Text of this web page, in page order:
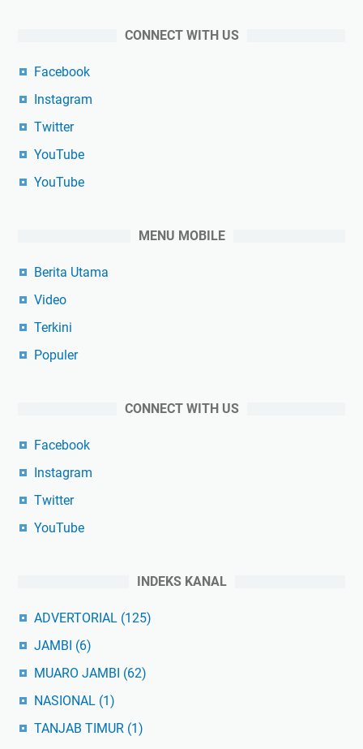
CONNECT WITH US
Facebook
Instagram
Twitter
YouTube
YouTube
MENU MOBILE
Berita Utama
Video
Terkini
Populer
CONNECT WITH US
Facebook
Instagram
Twitter
YouTube
INDEKS KANAL
ADVERTORIAL (125)
JAMBI (6)
MUARO JAMBI (62)
NASIONAL (1)
TANJAB TIMUR (1)